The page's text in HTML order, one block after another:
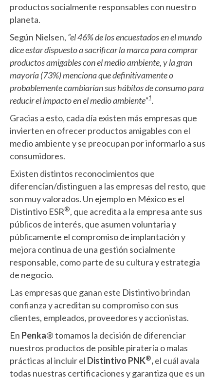
productos socialmente responsables con nuestro
planeta.
Según Nielsen, “el 46% de los encuestados en el mundo
dice estar dispuesto a sacrificar la marca para comprar
productos amigables con el medio ambiente, y la gran
mayoría (73%) menciona que definitivamente o
probablemente cambiarían sus hábitos de consumo para
reducir el impacto en el medio ambiente”1.
Gracias a esto, cada día existen más empresas que
invierten en ofrecer productos amigables con el
medio ambiente y se preocupan por informarlo a sus
consumidores.
Existen distintos reconocimientos que
diferencían/distinguen a las empresas del resto, que
son muy valorados. Un ejemplo en México es el
Distintivo ESR®, que acredita a la empresa ante sus
públicos de interés, que asumen voluntaria y
públicamente el compromiso de implantación y
mejora continua de una gestión socialmente
responsable, como parte de su cultura y estrategia
de negocio.
Las empresas que ganan este Distintivo brindan
confianza y acreditan su compromiso con sus
clientes, empleados, proveedores y accionistas.
En Penka® tomamos la decisión de diferenciar
nuestros productos de posible piratería o malas
prácticas al incluir el Distintivo PNK®,el cuál avala
todas nuestras certificaciones y garantiza que es un